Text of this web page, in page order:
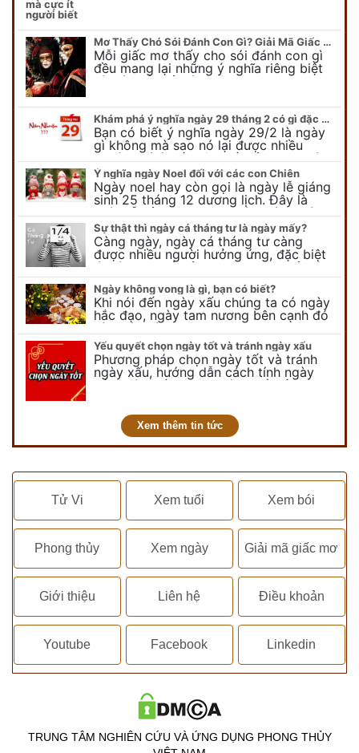
Mơ Thấy Chó Sói Đánh Con Gì? Giải Mã Giấc Mơ Bí Ẩn
Mỗi giấc mơ thấy cho sói đánh con gì
đều mang lại những ý nghĩa riêng biệt
và có thể phản ánh tâm trạng, suy nghĩ
Khám phá ý nghĩa ngày 29 tháng 2 có gì đặc biệt?
Bạn có biết ý nghĩa ngày 29/2 là ngày
gì không mà sao nó lại được nhiều
người chú ý đến vậy. Tất cả mọi người
đều cho rằng đây…
Ý nghĩa ngày Noel đối với các con Chiên
Ngày noel hay còn gọi là ngày lễ giáng
sinh 25 tháng 12 dương lịch. Đây là
ngày lễ của bên thiên chúa giáo, ngày
lễ thiên chúa giáng sinh,…
Sự thật thì ngày cá tháng tư là ngày mấy?
Càng ngày, ngày cá tháng tư càng
được nhiều người hưởng ứng, đặc biệt
là các bạn trẻ bởi họ sẽ nghĩ ra đủ trò
vui chơi, tinh nghịch, hài…
Ngày không vong là gì, bạn có biết?
Khi nói đến ngày xấu chúng ta có ngày
hắc đạo, ngày tam nương bên cạnh đó
còn có ngày không vong. Tuy nhiên khi
nói đến ngày không vong…
Yếu quyết chọn ngày tốt và tránh ngày xấu
Phương pháp chọn ngày tốt và tránh
ngày xấu, hướng dẫn cách tính ngày
tốt, ngày xấu trong tháng để tiến hành
Xem thêm tin tức
Tử Vi Xem tuổi Xem bói
Phong thủy Xem ngày Giải mã giấc mơ
Giới thiệu Liên hệ Điều khoản
Youtube Facebook Linkedin
TRUNG TÂM NGHIÊN CỨU VÀ ỨNG DỤNG PHONG THỦY